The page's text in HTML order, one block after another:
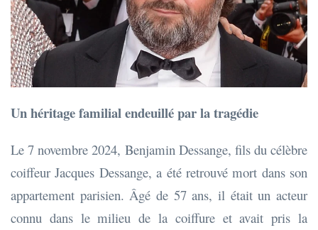
Un héritage familial endeuillé par la tragédie
Le 7 novembre 2024, Benjamin Dessange, fils du célèbre
coiffeur Jacques Dessange, a été retrouvé mort dans son
appartement parisien. Âgé de 57 ans, il était un acteur
connu dans le milieu de la coiffure et avait pris la